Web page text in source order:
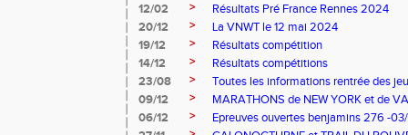
12/02
>
Résultats Pré France Rennes 2024
20/12
>
La VNWT le 12 mai 2024
19/12
>
Résultats compétition
14/12
>
Résultats compétitions
23/08
>
Toutes les informations rentrée des
09/12
>
MARATHONS de NEW YORK et de
06/12
>
Epreuves ouvertes benjamins 276 -